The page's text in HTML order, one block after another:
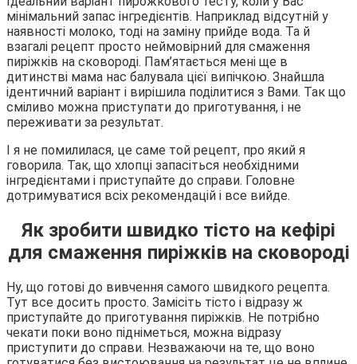
мінімальний запас інгредієнтів. Наприклад відсутній у
наявності молоко, тоді на заміну прийде вода. Та й
взагалі рецепт просто неймовірний для смаження
пиріжків на сковороді. Пам’ятається мені ще в
дитинстві мама нас балувала цієї випічкою. Знайшла
ідентичний варіант і вирішила поділитися з Вами. Так що
сміливо можна приступати до приготування, і не
переживати за результат.
І я не помилилася, це саме той рецепт, про який я
говорила. Так, що хлопці запасіться необхідними
інгредієнтами і приступайте до справи. Головне
дотримуватися всіх рекомендацій і все вийде.
Як зробити швидко тісто на кефірі
для смаження пиріжків на сковороді
Ну, що готові до вивчення самого швидкого рецепта.
Тут все досить просто. Замісіть тісто і відразу ж
приступайте до приготування пиріжків. Не потрібно
чекати поки воно підніметься, можна відразу
приступити до справи. Незважаючи на те, що воно